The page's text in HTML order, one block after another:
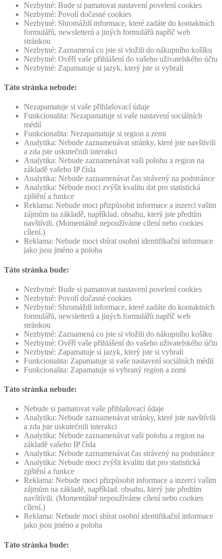
Nezbytné: Bude si pamatovat nastavení povelení cookies
Nezbytné: Povolí dočasné cookies
Nezbytné: Shromáždí informace, které zadáte do kontaktních
formulářů, newsletterů a jiných formulářů napříč web
stránkou
Nezbytné: Zaznamená co jste si vložili do nákupního košíku
Nezbytné: Ověří vaše přihlášení do vašeho uživatelského účtu
Nezbytné: Zapamatuje si jazyk, který jste si vybrali
Táto stránka nebude:
Nezapamatuje si vaše přihlašovací údaje
Funkcionalita: Nezapamatuje si vaše nastavení sociálních
médií
Funkcionalita: Nezapamatuje si region a zemi
Analytika: Nebude zaznamenávat stránky, které jste navštívili
a zda jste uskutečnili interakci
Analytika: Nebude zaznamenávat vaši polohu a region na
základě vašeho IP čísla
Analytika: Nebude zaznamenávat čas strávený na podstránce
Analytika: Nebude moci zvýšit kvalitu dat pro statistická
zjištění a funkce
Reklama: Nebude moci přizpůsobit informace a inzerci vašim
zájmům na základě, například. obsahu, který jste předtím
navštívili. (Momentálně nepoužíváme cílení nebo cookies
cílení.)
Reklama: Nebude moci sbírat osobní identifikační informace
jako jsou jméno a poloha
Táto stránka bude:
Nezbytné: Bude si pamatovat nastavení povelení cookies
Nezbytné: Povolí dočasné cookies
Nezbytné: Shromáždí informace, které zadáte do kontaktních
formulářů, newsletterů a jiných formulářů napříč web
stránkou
Nezbytné: Zaznamená co jste si vložili do nákupního košíku
Nezbytné: Ověří vaše přihlášení do vašeho uživatelského účtu
Nezbytné: Zapamatuje si jazyk, který jste si vybrali
Funkcionalita: Zapamatuje si vaše nastavení sociálních médií
Funkcionalita: Zapamatuje si vybraný region a zemi
Táto stránka nebude:
Nebude si pamatovat vaše přihlašovací údaje
Analytika: Nebude zaznamenávat stránky, které jste navštívili
a zda jste uskutečnili interakci
Analytika: Nebude zaznamenávat vaši polohu a region na
základě vašeho IP čísla
Analytika: Nebude zaznamenávat čas strávený na podstránce
Analytika: Nebude moci zvýšit kvalitu dat pro statistická
zjištění a funkce
Reklama: Nebude moci přizpůsobit informace a inzerci vašim
zájmům na základě, například. obsahu, který jste předtím
navštívili. (Momentálně nepoužíváme cílení nebo cookies
cílení.)
Reklama: Nebude moci sbírat osobní identifikační informace
jako jsou jméno a poloha
Táto stránka bude: